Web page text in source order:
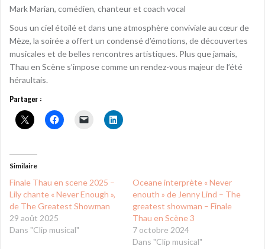
Mark Marian, comédien, chanteur et coach vocal
Sous un ciel étoilé et dans une atmosphère conviviale au cœur de
Mèze, la soirée a offert un condensé d’émotions, de découvertes
musicales et de belles rencontres artistiques. Plus que jamais,
Thau en Scène s’impose comme un rendez-vous majeur de l’été
héraultais.
Partager :
Similaire
Finale Thau en scene 2025 –
Lily chante « Never Enough »,
de The Greatest Showman
29 août 2025
Dans "Clip musical"
Oceane interprète « Never
enouth » de Jenny Lind – The
greatest showman – Finale
Thau en Scène 3
7 octobre 2024
Dans "Clip musical"